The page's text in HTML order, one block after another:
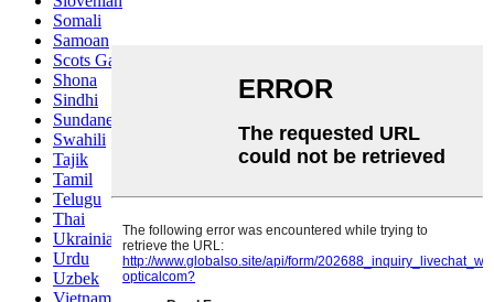
Somali
Samoan
Scots Gaelic
Shona
Sindhi
Sundanese
Swahili
Tajik
Tamil
Telugu
Thai
Ukrainian
Urdu
Uzbek
Vietnamese